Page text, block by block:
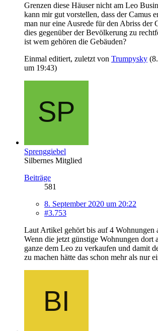
Grenzen diese Häuser nicht am Leo
kann mir gut vorstellen, dass der Camus
man nur eine Ausrede für den Abriss der
dies gegenüber der Bevölkerung zu
ist wem gehören die Gebäuden?
Einmal editiert, zuletzt von Trumpysky (
um 19:43)
Sprenggiebel
Silbernes Mitglied
Beiträge
581
8. September 2020 um 20:22
#3.753
Laut Artikel gehört bis auf 4 Wohnungen
Wenn die jetzt günstige Wohnungen dort
ganze dem Leo zu verkaufen und damit
zu machen hätte das schon mehr als nur